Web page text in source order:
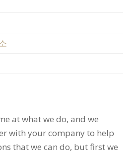
at what we do, and we
with your company to help
that we can do, but first we